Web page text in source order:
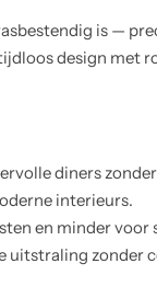
is —
design met
diners
interieurs.
en minder voor
uitstraling zonder